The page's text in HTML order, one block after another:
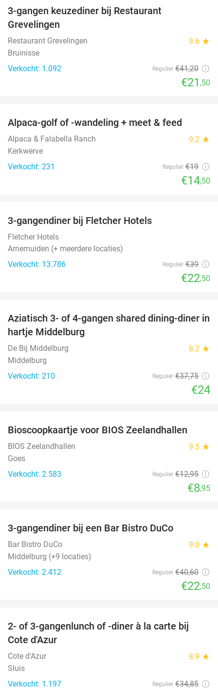
3-gangen keuzediner bij Restaurant
Grevelingen
Restaurant Grevelingen 9.6 star
Bruinisse
Verkocht: 1.092
Regulier €41,20
€21 ,50
Alpaca-golf of -wandeling + meet & feed
Alpaca & Falabella Ranch 9.2 star
Kerkwerve
Verkocht: 231
Regulier €19
€14,50
3-gangendiner bij Fletcher Hotels
Fletcher Hotels
Arnemuiden (+ meerdere locaties)
Verkocht: 13.786
Regulier €39
€22,50
36%
Aziatisch 3- of 4-gangen shared dining-diner in
hartje Middelburg
De Bij Middelburg 8.2 star
Middelburg
Verkocht: 210
Regulier €37,75
€24
Bioscoopkaartje voor BIOS Zeelandhallen
BIOS Zeelandhallen 9.5 star
Goes
Verkocht: 2.583
Regulier €12,95
€8,95
3-gangendiner bij een Bar Bistro DuCo
Bar Bistro DuCo 9.0 star
Middelburg (+9 locaties)
Verkocht: 2.412
Regulier €40,60
€22,50
49%
2- of 3-gangenlunch of -diner à la carte bij
Cote d'Azur
Cote d'Azur 8.9 star
Sluis
Verkocht: 1.197
Regulier €34,85